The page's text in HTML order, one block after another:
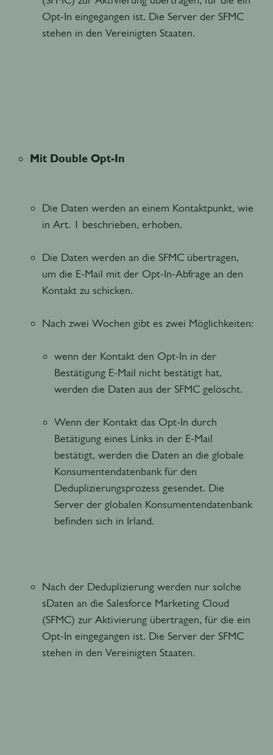
Opt-In eingegangen ist. Die Server der SFMC
stehen in den Vereinigten Staaten.
Mit Double Opt-In
Die Daten werden an einem Kontaktpunkt, wie
in Art. 1 beschrieben, erhoben.
Die Daten werden an die SFMC übertragen,
um die E-Mail mit der Opt-In-Abfrage an den
Kontakt zu schicken.
wenn der Kontakt den Opt-In in der
Bestätigung E-Mail nicht bestätigt hat,
werden die Daten aus der SFMC gelöscht.
Wenn der Kontakt das Opt-In durch
Betätigung eines Links in der E-Mail
bestätigt, werden die Daten an die globale
Konsumentendatenbank für den
Deduplizierungsprozess gesendet. Die
Server der globalen Konsumentendatenbank
befinden sich in Irland.
Nach der Deduplizierung werden nur solche
sDaten an die Salesforce Marketing Cloud
(SFMC) zur Aktivierung übertragen, für die ein
Opt-In eingegangen ist. Die Server der SFMC
stehen in den Vereinigten Staaten.